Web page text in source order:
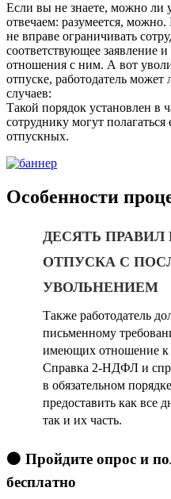
Если вы не знаете, можно ли
отвечаем: разумеется,
не вправе ограничивать
соответствующее заявление
отношения с ним. А вот
отпуске, работодатель
случаев:
Такой порядок установлен в
сотруднику могут
отпускных.
Особенности
ДЕСЯТЬ
ОТПУСКА С
УВОЛЬНЕНИЕМ
Также работодатель
письменному
имеющих отношение к
Справка 2-НДФЛ и
в обязательном
предоставить как все
так и их часть.
🟠 Пройдите опрос и
бесплатно